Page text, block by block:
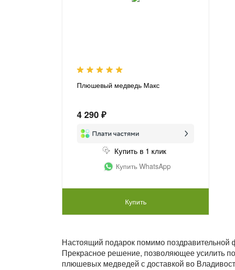
Плюшевый медведь Макс
4 290 ₽
Купить в 1 клик
Купить WhatsApp
Купить
Настоящий подарок помимо поздравительной
Прекрасное решение, позволяющее усилить
плюшевых медведей с доставкой во